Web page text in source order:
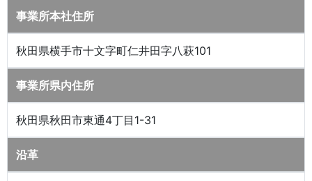
事業所本社住所
秋田県横手市十文字町仁井田字八萩101
事業所県内住所
秋田県秋田市東通4丁目1-31
沿革